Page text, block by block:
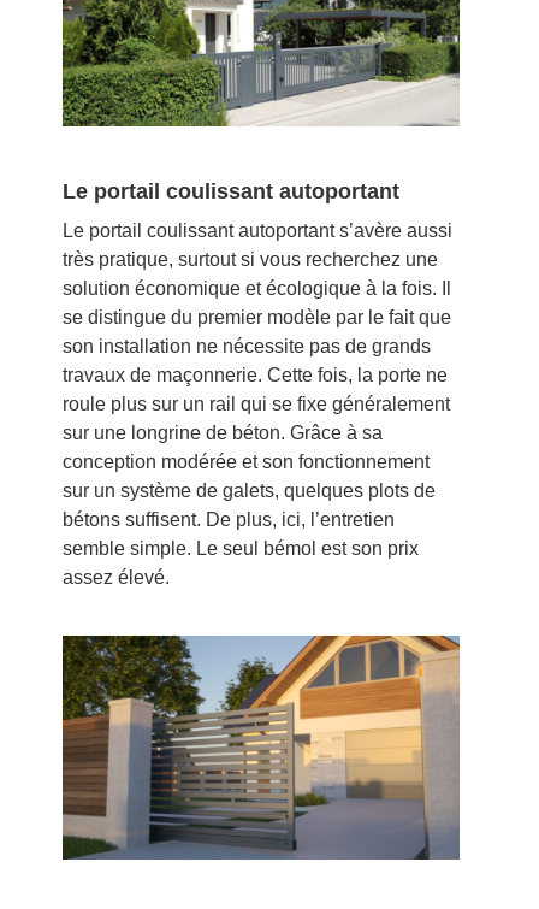
Le portail coulissant autoportant
Le portail coulissant autoportant s’avère aussi
très pratique, surtout si vous recherchez une
solution économique et écologique à la fois. Il
se distingue du premier modèle par le fait que
son installation ne nécessite pas de grands
travaux de maçonnerie. Cette fois, la porte ne
roule plus sur un rail qui se fixe généralement
sur une longrine de béton. Grâce à sa
conception modérée et son fonctionnement
sur un système de galets, quelques plots de
bétons suffisent. De plus, ici, l’entretien
semble simple. Le seul bémol est son prix
assez élevé.